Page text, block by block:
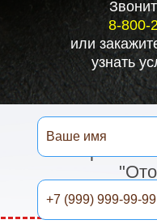
8-800-
или
узнать
10 причин